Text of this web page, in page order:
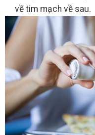
về tim mạch về sau.